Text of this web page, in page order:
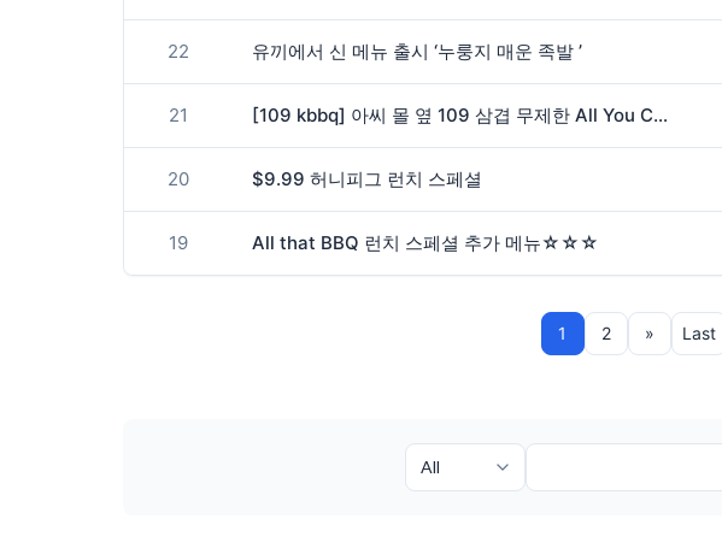
22 유끼에서 신 메뉴 출시 ‘누룽지 매운 족발 ’
21 [109 kbbq] 아씨 몰 옆 109 삼겹 무제한 All You Can Eat 시작합니다! *서비스 한가득
20 $9.99 허니피그 런치 스페셜
19 All that BBQ 런치 스페셜 추가 메뉴☆☆☆
1 2 » Last